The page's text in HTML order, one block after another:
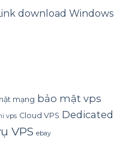
download Windows
mạng bảo mật vps
vps Cloud VPS Dedicated
VPS ebay